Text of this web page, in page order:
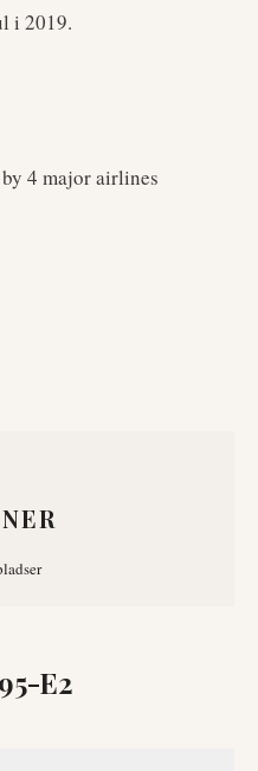
i 2019.
4 major airlines
E2